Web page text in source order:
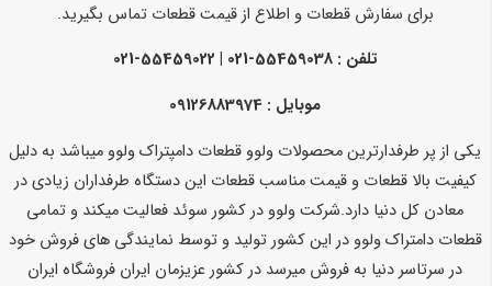
برای سفارش قطعات و اطلاع از قیمت قطعات تماس بگیرید.
تلفن :55459038-021 | 55459022-021
موبایل : 09126883974
یکی از پر طرفدارترین محصولات ولوو قطعات دامپتراک ولوو میباشد به دلیل
کیفیت بالا قطعات و قیمت مناسب قطعات این دستگاه طرفداران زیادی در
معادن کل دنیا دارد.شرکت ولوو در کشور سوئد فعالیت میکند و تمامی
قطعات دامتراک ولوو در این کشور تولید و توسط نمایندگی های فروش خود
در سرتاسر دنیا به فروش میرسد در کشور عزیزمان ایران فروشگاه ایران